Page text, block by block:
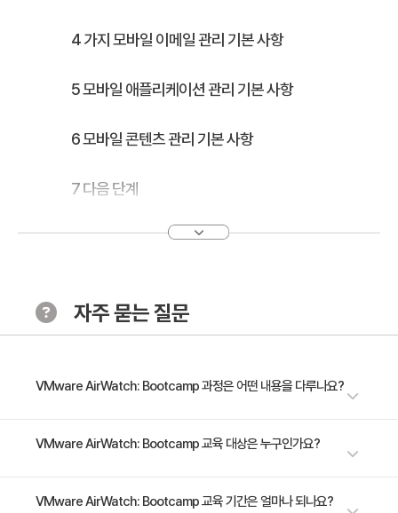
4 가지 모바일 이메일 관리 기본 사항
5 모바일 애플리케이션 관리 기본 사항
6 모바일 콘텐츠 관리 기본 사항
7 다음 단계
8 VMware 엔터프라이즈 시스템 커넥터
10 인증서로 모바일 장치 보호
11 VMware 터널
12 VMware Content Gateway
자주 묻는 질문
VMware AirWatch: Bootcamp 과정은 어떤 내용을 다루나요?
본 교육 과정을 통해 VMware AirWatch® : 구성 및 관리와 VMware
우지 않고 VMware AirWatch 플랫폼에서 고급 작업을 수행 할 수 있습니
VMware AirWatch: Bootcamp 교육 대상은 누구인가요?
VMware AirWatch 관리자 IT 직원, 영업 엔지니어 컨설턴트 지원 및 헬프
VMware AirWatch: Bootcamp 교육 기간은 얼마나 되나요?